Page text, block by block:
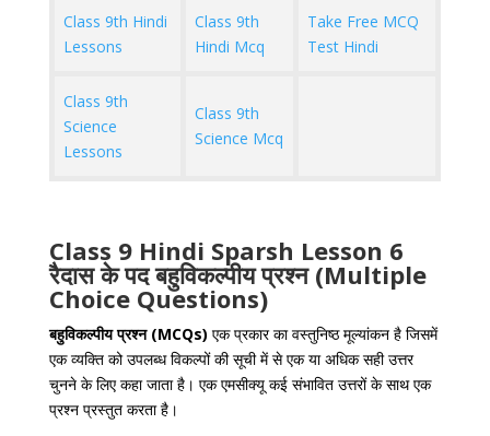
Class 9th Hindi
Lessons
Class 9th
Hindi Mcq
Take Free MCQ
Test Hindi
Class 9th
Science
Lessons
Class 9th
Science Mcq
Class 9 Hindi Sparsh Lesson 6
रैदास के पद बहुविकल्पीय प्रश्न (Multiple
Choice Questions)
बहुविकल्पीय प्रश्न(MCQs) एक प्रकार का वस्तुनिष्ठ मूल्यांकन है जिसमें
एक व्यक्ति को उपलब्ध विकल्पों की सूची में से एक या अधिक सही उत्तर
चुनने के लिए कहा जाता है। एक एमसीक्यू कई संभावित उत्तरों के साथ एक
प्रश्न प्रस्तुत करता है।